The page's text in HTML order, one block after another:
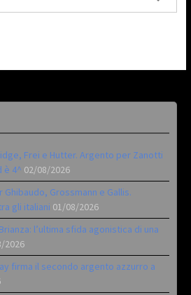
Frei e Hutter. Argento per Zanotti
è 4^ 02/08/2026
Grossmann e Gallis.
gli italiani 01/08/2026
l’ultima sfida agonistica di una
2026
firma il secondo argento azzurro a